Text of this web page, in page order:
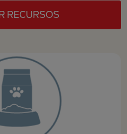
RECURSOS